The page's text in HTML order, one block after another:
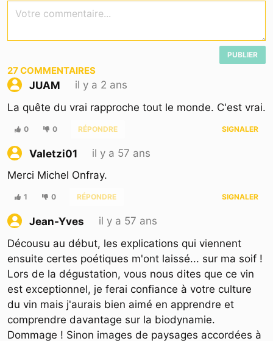
Votre commentaire...
PUBLIER
27COMMENTAIRES
JUAM
il y a 2 ans
La quête du vrai rapproche tout le monde. C'est vrai.
0 0 RÉPONDRE SIGNALER
Valetzi01
il y a 57 ans
Merci Michel Onfray.
1 0 RÉPONDRE SIGNALER
Jean-Yves
il y a 57 ans
Décousu au début, les explications qui viennent
ensuite certes poétiques m'ont laissé... sur ma soif !
Lors de la dégustation, vous nous dites que ce vin
est exceptionnel, je ferai confiance à votre culture
du vin mais j'aurais bien aimé en apprendre et
comprendre davantage sur la biodynamie.
Dommage ! Sinon images de paysages accordées à